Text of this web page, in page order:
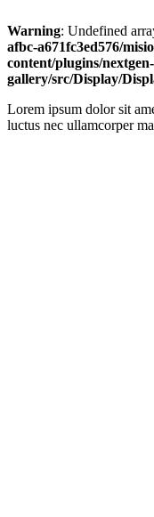
Warning: Undefined
afbc-a671fc3ed576/
content/plugins/nextgen-
gallery/src/Display/
Lorem ipsum dolor sit
luctus nec ullamcorper